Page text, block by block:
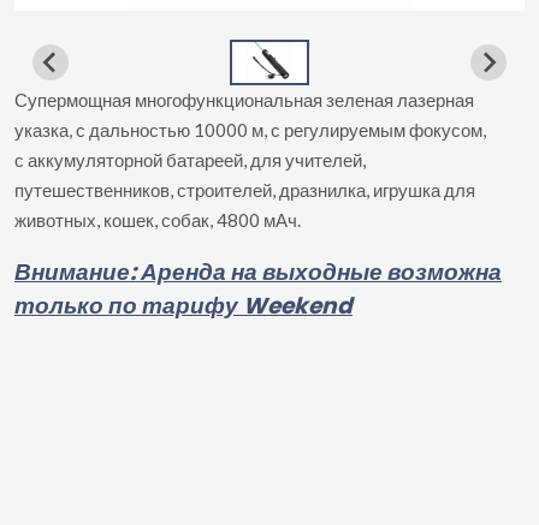
Супермощная многофункциональная зеленая лазерная
указка, с дальностью 10000 м, с регулируемым фокусом,
с аккумуляторной батареей, для учителей,
путешественников, строителей, дразнилка, игрушка для
животных, кошек, собак, 4800 мАч.
Внимание: Аренда на выходные возможна
только по тарифу Weekend